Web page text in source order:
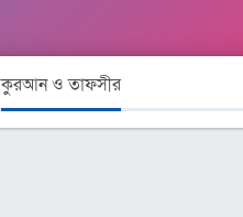
কুরআন ও তাফসীর